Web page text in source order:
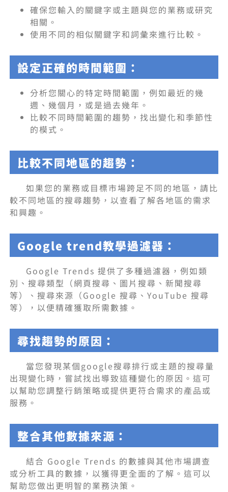
確保您輸入的關鍵字或主題與您的業務或研究
相關。
使用不同的相似關鍵字和詞彙來進行比較。
設定正確的時間範圍：
分析您關心的特定時間範圍，例如最近的幾
週、幾個月，或是過去幾年。
比較不同時間範圍的趨勢，找出變化和季節性
的模式。
比較不同地區的趨勢：
如果您的業務或目標市場跨足不同的地區，請比
較不同地區的搜尋趨勢，以查看了解各地區的需求
和興趣。
Google trend教學過濾器：
Google Trends 提供了多種過濾器，例如類
別、搜尋類型（網頁搜尋、圖片搜尋、新聞搜尋
等）、搜尋來源（Google 搜尋、YouTube 搜尋
等），以便精確獲取所需數據。
尋找趨勢的原因：
當您發現某個google搜尋排行或主題的搜尋量
出現變化時，嘗試找出導致這種變化的原因。這可
以幫助您調整行銷策略或提供更符合需求的產品或
服務。
整合其他數據來源：
結合 Google Trends 的數據與其他市場調查
或分析工具的數據，以獲得更全面的了解。這可以
幫助您做出更明智的業務決策。